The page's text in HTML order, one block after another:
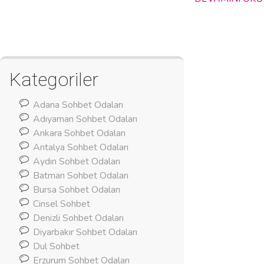
Kategoriler
Adana Sohbet Odaları
Adıyaman Sohbet Odaları
Ankara Sohbet Odaları
Antalya Sohbet Odaları
Aydın Sohbet Odaları
Batman Sohbet Odaları
Bursa Sohbet Odaları
Cinsel Sohbet
Denizli Sohbet Odaları
Diyarbakır Sohbet Odaları
Dul Sohbet
Erzurum Sohbet Odaları